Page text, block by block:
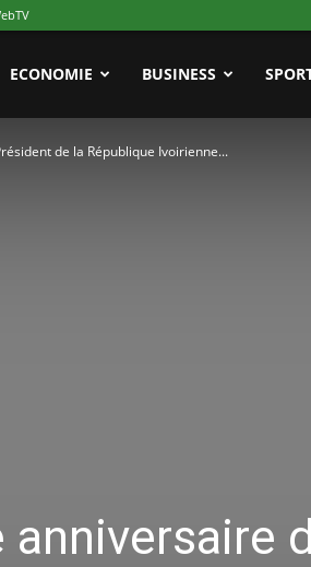
ECONOMIE BUSINESS
de la République Ivoirienne...